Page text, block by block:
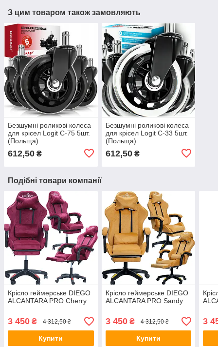
З цим товаром також замовляють
Безшумні роликові колеса
для крісел Logit C-75 5шт.
(Польща)
612,50 ₴
Безшумні роликові колеса
для крісел Logit C-33 5шт.
(Польща)
612,50₴
Подібні товари компанії
Крісло геймерське DIEGO
ALCANTARA PRO Cherry
3 450 ₴ 4 312,50 ₴
Купити
Крісло геймерське DIEGO
ALCANTARA PRO Sandy
3 450₴ 4 312,50 ₴
Купити
3